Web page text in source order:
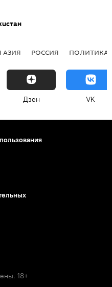
АЗИЯ РОССИЯ ПОЛИТИКА
Дзен VK
18+